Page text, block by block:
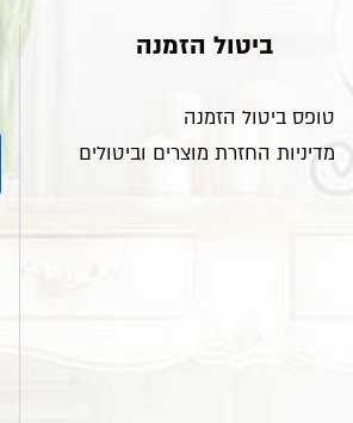
ביטול הזמנה
טופס ביטול הזמנה
מדיניות החזרת מוצרים וביטולים